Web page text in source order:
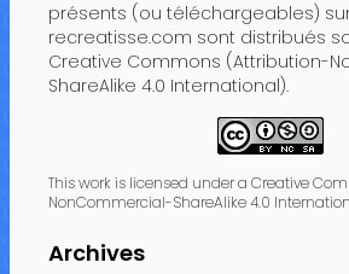
présents (ou téléchargeables)
recreatisse.com sont distribués
Creative Commons (Attribution-
ShareAlike 4.0 International).
This work is licensed under a Creative
NonCommercial-ShareAlike 4.0
Archives